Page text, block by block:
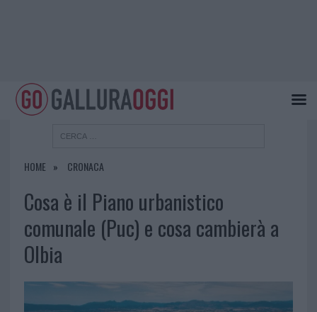
HOME CRONACA
Cosa è il Piano urbanistico
comunale (Puc) e cosa cambierà a
Olbia